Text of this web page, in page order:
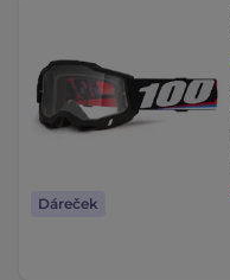
Dáreček